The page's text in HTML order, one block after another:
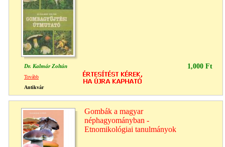
Dr. Kalmár Zoltán 1,000 Ft
Tovább
Antikvár
Gombák a magyar
néphagyományban -
Etnomikológiai tanulmányok